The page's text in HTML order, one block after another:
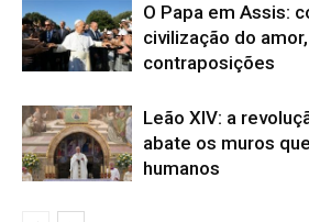
O Papa em Assis:
civilização do
contraposições
Leão XIV: a
abate os muros
humanos